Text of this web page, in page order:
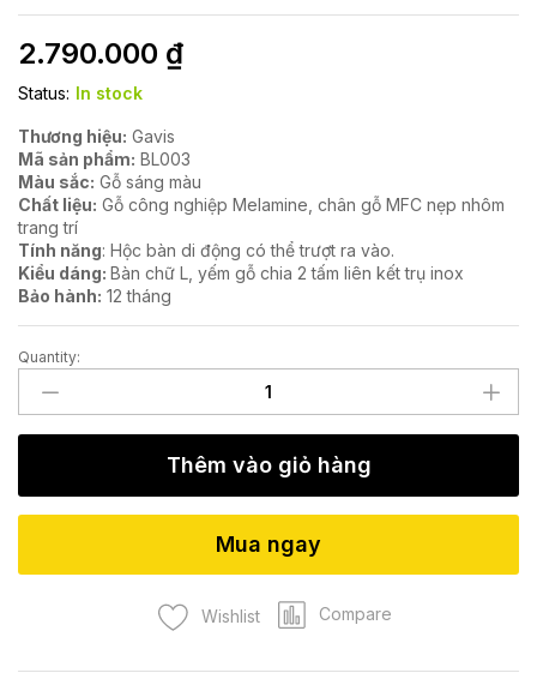
2.790.000 ₫
Status: In stock
Thương hiệu: Gavis
Mã sản phẩm: BL003
Màu sắc: Gỗ sáng màu
Chất liệu: Gỗ công nghiệp Melamine, chân gỗ MFC nẹp nhôm
trang trí
Tính năng: Hộc bàn di động có thể trượt ra vào.
Kiểu dáng: Bàn chữ L, yếm gỗ chia 2 tấm liên kết trụ inox
Bảo hành: 12 tháng
Bàn
chữ
L
BL003
Quantity:
Thêm vào giỏ hàng
Wishlist Compare
Mua ngay